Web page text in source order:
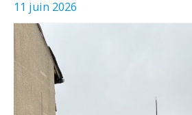
11 juin 2026